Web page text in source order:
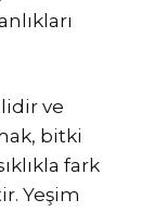
ve
bitki
fark
Yeşim